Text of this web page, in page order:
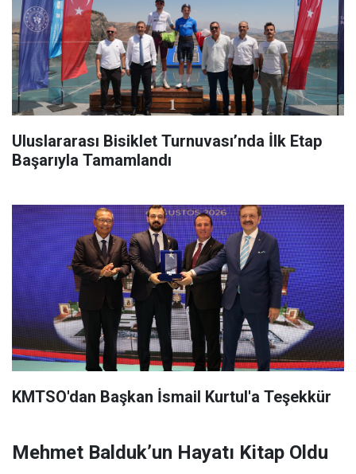
Uluslararası Bisiklet Turnuvası’nda İlk Etap
Başarıyla Tamamlandı
KMTSO'dan Başkan İsmail Kurtul'a Teşekkür
Mehmet Balduk’un Hayatı Kitap Oldu